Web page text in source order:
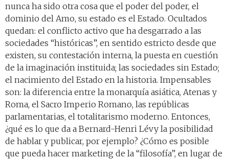
nunca ha sido otra cosa que el poder del poder, el
dominio del Amo, su estado es el Estado. Ocultados
quedan: el conflicto activo que ha desgarrado a las
sociedades “históricas”, en sentido estricto desde que
existen, su contestación interna, la puesta en cuestión
de la imaginación instituida; las sociedades sin Estado;
el nacimiento del Estado en la historia. Impensables
son: la diferencia entre la monarquía asiática, Atenas y
Roma, el Sacro Imperio Romano, las repúblicas
parlamentarias, el totalitarismo moderno. Entonces,
¿qué es lo que da a Bernard-Henri Lévy la posibilidad
de hablar y publicar, por ejemplo? ¿Cómo es posible
que pueda hacer marketing de la “filosofía”, en lugar de